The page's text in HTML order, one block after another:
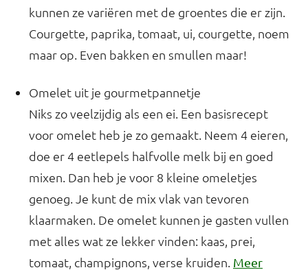
kunnen ze variëren met de groentes die er zijn.
Courgette, paprika, tomaat, ui, courgette, noem
maar op. Even bakken en smullen maar!
Omelet uit je gourmetpannetje
Niks zo veelzijdig als een ei. Een basisrecept
voor omelet heb je zo gemaakt. Neem 4 eieren,
doe er 4 eetlepels halfvolle melk bij en goed
mixen. Dan heb je voor 8 kleine omeletjes
genoeg. Je kunt de mix vlak van tevoren
klaarmaken. De omelet kunnen je gasten vullen
met alles wat ze lekker vinden: kaas, prei,
tomaat, champignons, verse kruiden. Meer